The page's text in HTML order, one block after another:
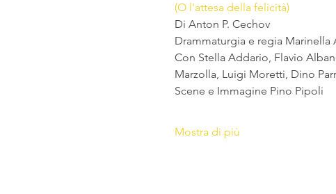
(O l'attesa della felicità)
Di Anton P. Cechov
Drammaturgia e regia Marinella
Con Stella Addario, Flavio
Marzolla, Luigi Moretti, Dino
Scene e Immagine Pino Pipoli
Mostra di più